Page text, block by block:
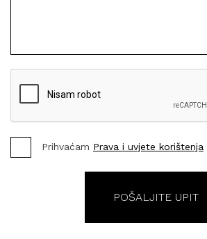
Prihvaćam Prava i uvjete korištenja
POŠALJITE UPIT